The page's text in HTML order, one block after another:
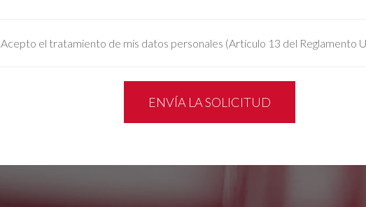
Acepto el tratamiento de mis datos personales (Artículo 13 del Reglamento
ENVÍA LA SOLICITUD